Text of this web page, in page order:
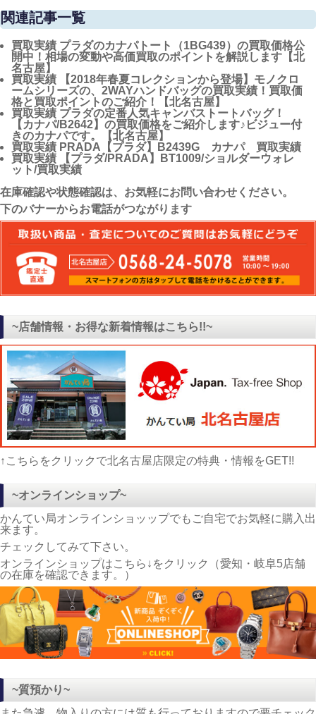
関連記事一覧
買取実績 プラダのカナパトート（1BG439）の買取価格公
開中！相場の変動や高価買取のポイントを解説します【北
名古屋】
買取実績 【2018年春夏コレクションから登場】モノクロ
ームシリーズの、2WAYハンドバッグの買取実績！買取価
格と買取ポイントのご紹介！【北名古屋】
買取実績 プラダの定番人気キャンバストートバッグ！
【カナパ/B2642】の買取価格をご紹介します♪ビジュー付
きのカナパです。【北名古屋】
買取実績 PRADA【プラダ】B2439G カナパ 買取実績
買取実績 【プラダ/PRADA】BT1009/ショルダーウォレ
ット/買取実績
在庫確認や状態確認は、お気軽にお問い合わせください。
下のバナーからお電話がつながります
~店舗情報・お得な新着情報はこちら!!~
↑こちらをクリックで北名古屋店限定の特典・情報をGET!!
~オンラインショップ~
かんてい局オンラインショッップでもご自宅でお気軽に購入出
来ます。
チェックしてみて下さい。
オンラインショップはこちら↓をクリック（愛知・岐阜5店舗
の在庫を確認できます。）
~質預かり~